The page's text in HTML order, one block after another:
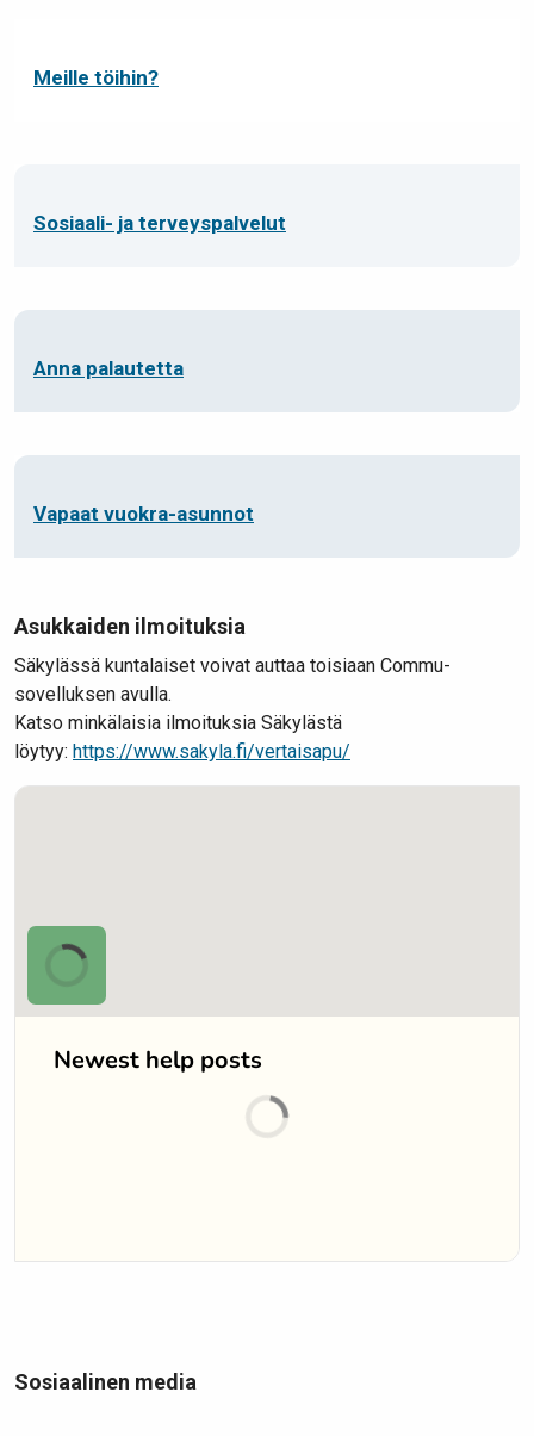
Meille töihin?
Sosiaali- ja terveyspalvelut
Anna palautetta
Vapaat vuokra-asunnot
Asukkaiden ilmoituksia
Säkylässä kuntalaiset voivat auttaa toisiaan Commu-
sovelluksen avulla.
Katso minkälaisia ilmoituksia Säkylästä
löytyy: https://www.sakyla.fi/vertaisapu/
Sosiaalinen media